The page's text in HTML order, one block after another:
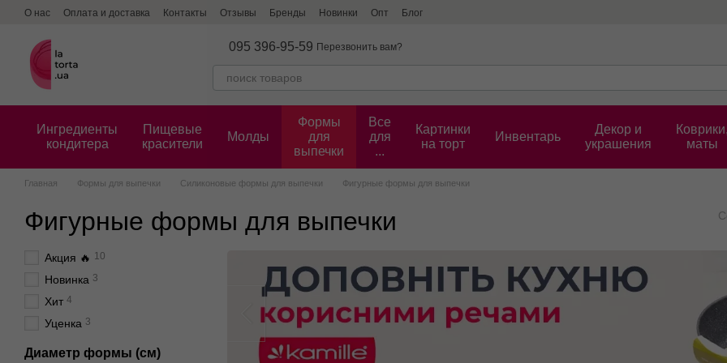
Перейти к основному контенту
О нас Оплата и доставка Контакты Отзывы Бренды Новинки Опт Блог
095 396-95-59 Перезвонить вам?
Ингредиенты
кондитера
Пищевые
красители
Молды
Формы
для
выпечки
Все
для
...
Картинки
на торт
Инвентарь
Декор и
украшения
Коврики,
маты
Главная Формы для выпечки Силиконовые формы для выпечки Фигурные формы для выпечки
Фигурные формы для выпечки
Акция 🔥 10
Новинка 3
Хит 4
Уценка 3
Диаметр формы (см)